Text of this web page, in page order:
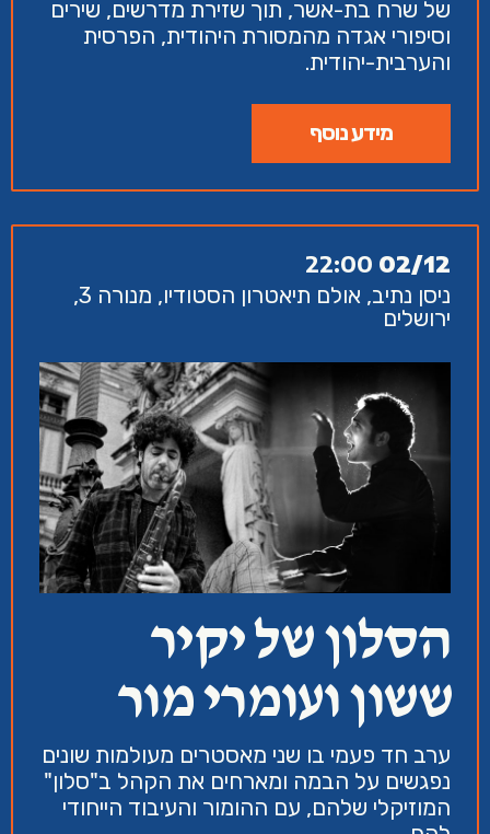
של שרח בת-אשר, תוך שזירת מדרשים, שירים
וסיפורי אגדה מהמסורת היהודית, הפרסית
והערבית-יהודית.
מידע נוסף
02/12
22:00
ניסן נתיב, אולם תיאטרון הסטודיו, מנורה 3,
ירושלים
הסלון של יקיר
ששון ועומרי מור
ערב חד פעמי בו שני מאסטרים מעולמות שונים
נפגשים על הבמה ומארחים את הקהל ב"סלון"
המוזיקלי שלהם, עם ההומור והעיבוד הייחודי